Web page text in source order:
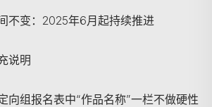
不变：2025年6月起持续推进
说明
向组报名表中“作品名称”一栏不做硬性